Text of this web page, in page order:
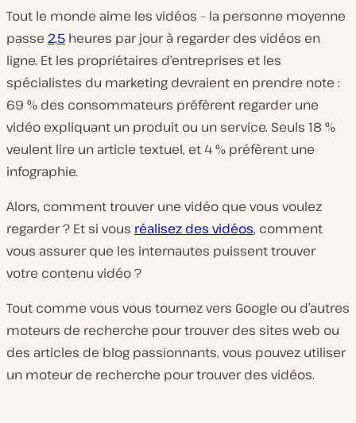
Tout le monde aime les vidéos – la personne moyenne
passe 2,5 heures par jour à regarder des vidéos en
ligne. Et les propriétaires d’entreprises et les
spécialistes du marketing devraient en prendre note :
69 % des consommateurs préfèrent regarder une
vidéo expliquant un produit ou un service. Seuls 18 %
veulent lire un article textuel, et 4 % préfèrent une
infographie.
Alors, comment trouver une vidéo que vous voulez
regarder ? Et si vous réalisez des vidéos, comment
vous assurer que les internautes puissent trouver
votre contenu vidéo ?
Tout comme vous vous tournez vers Google ou d’autres
moteurs de recherche pour trouver des sites web ou
des articles de blog passionnants, vous pouvez utiliser
un moteur de recherche pour trouver des vidéos.